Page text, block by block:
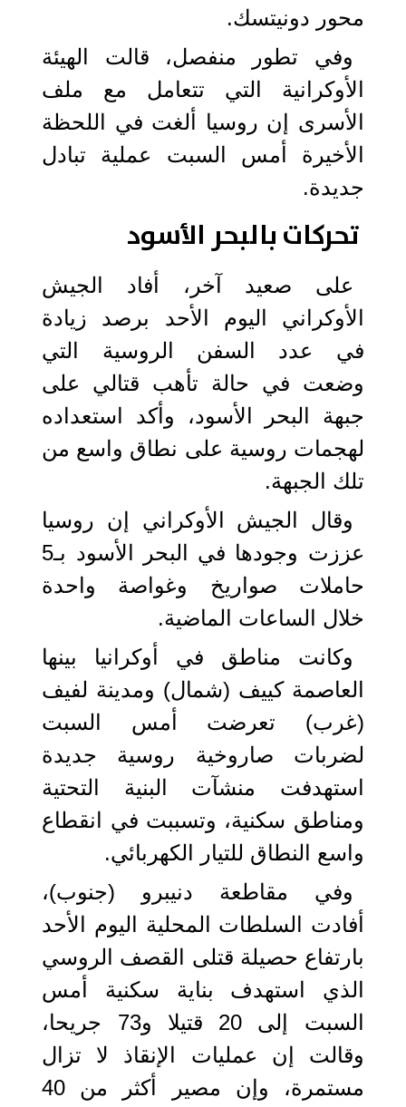
محور دونيتسك.
وفي تطور منفصل، قالت الهيئة
الأوكرانية التي تتعامل مع ملف
الأسرى إن روسيا ألغت في اللحظة
الأخيرة أمس السبت عملية تبادل
جديدة.
تحركات بالبحر الأسود
على صعيد آخر، أفاد الجيش
الأوكراني اليوم الأحد برصد زيادة
في عدد السفن الروسية التي
وضعت في حالة تأهب قتالي على
جبهة البحر الأسود، وأكد استعداده
لهجمات روسية على نطاق واسع من
تلك الجبهة.
وقال الجيش الأوكراني إن روسيا
عززت وجودها في البحر الأسود بـ5
حاملات صواريخ وغواصة واحدة
خلال الساعات الماضية.
وكانت مناطق في أوكرانيا بينها
العاصمة كييف (شمال) ومدينة لفيف
(غرب) تعرضت أمس السبت
لضربات صاروخية روسية جديدة
استهدفت منشآت البنية التحتية
ومناطق سكنية، وتسببت في انقطاع
واسع النطاق للتيار الكهربائي.
وفي مقاطعة دنيبرو (جنوب)،
أفادت السلطات المحلية اليوم الأحد
بارتفاع حصيلة قتلى القصف الروسي
الذي استهدف بناية سكنية أمس
السبت إلى 20 قتيلا و73 جريحا،
وقالت إن عمليات الإنقاذ لا تزال
مستمرة، وإن مصير أكثر من 40